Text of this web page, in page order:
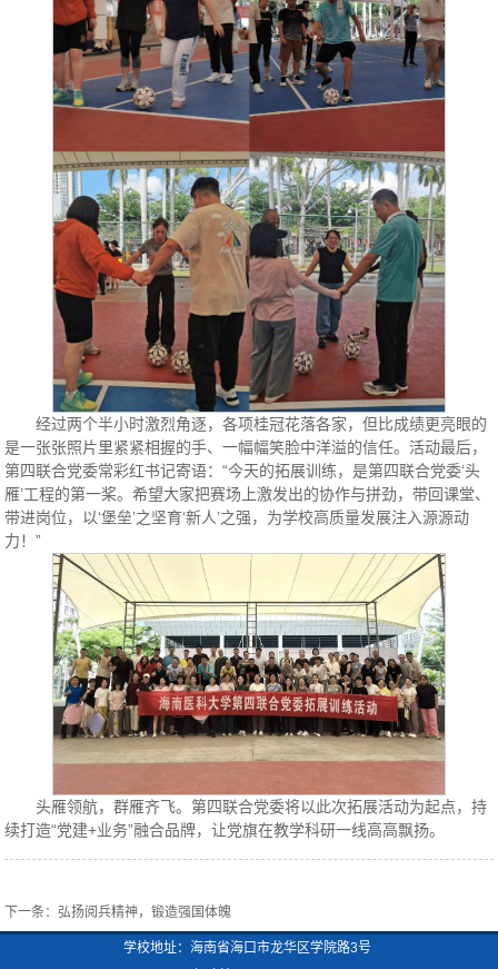
经过两个半小时激烈角逐，各项桂冠花落各家，但比成绩更亮眼的
是一张张照片里紧紧相握的手、一幅幅笑脸中洋溢的信任。活动最后，
第四联合党委常彩红书记寄语：“今天的拓展训练，是第四联合党委‘头
雁’工程的第一桨。希望大家把赛场上激发出的协作与拼劲，带回课堂、
带进岗位，以‘堡垒’之坚育‘新人’之强，为学校高质量发展注入源源动
力！”
头雁领航，群雁齐飞。第四联合党委将以此次拓展活动为起点，持
续打造“党建+业务”融合品牌，让党旗在教学科研一线高高飘扬。
下一条：弘扬阅兵精神，锻造强国体魄
学校地址：海南省海口市龙华区学院路3号